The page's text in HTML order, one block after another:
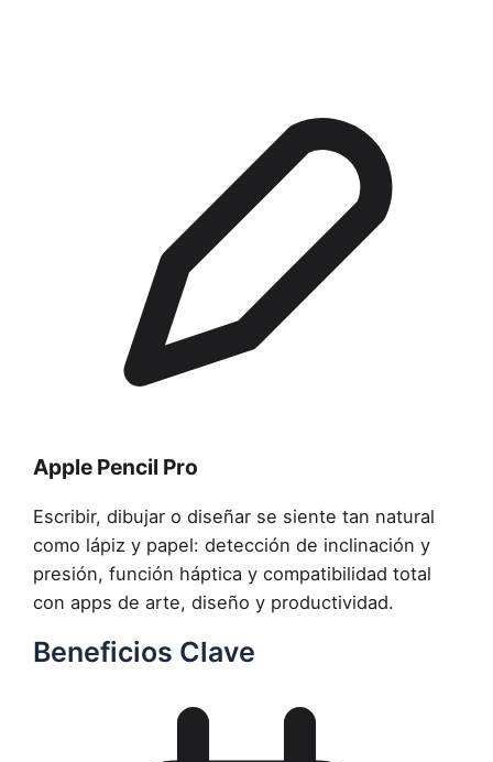
Apple Pencil Pro
Escribir, dibujar o diseñar se siente tan natural
como lápiz y papel: detección de inclinación y
presión, función háptica y compatibilidad total
con apps de arte, diseño y productividad.
Beneficios Clave